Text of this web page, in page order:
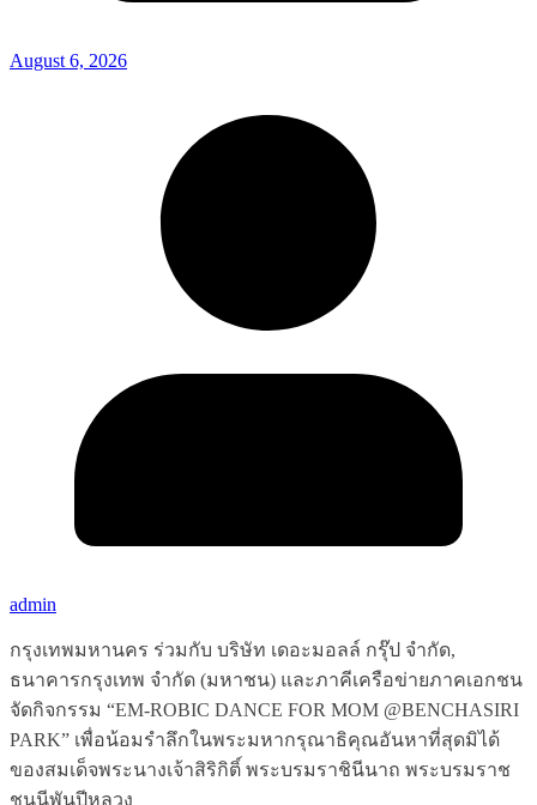
August 6, 2026
admin
กรุงเทพมหานคร ร่วมกับ บริษัท เดอะมอลล์ กรุ๊ป จำกัด,
ธนาคารกรุงเทพ จำกัด (มหาชน) และภาคีเครือข่ายภาคเอกชน
จัดกิจกรรม “EM-ROBIC DANCE FOR MOM @BENCHASIRI
PARK” เพื่อน้อมรำลึกในพระมหากรุณาธิคุณอันหาที่สุดมิได้
ของสมเด็จพระนางเจ้าสิริกิติ์ พระบรมราชินีนาถ พระบรมราช
ชนนีพันปีหลวง